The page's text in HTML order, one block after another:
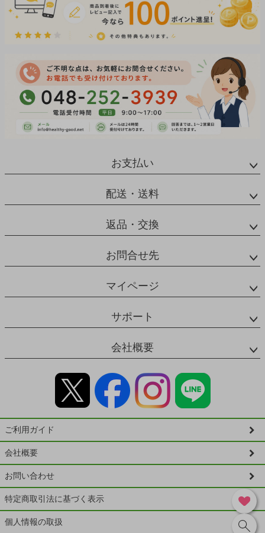
お支払い
配送・送料
返品・交換
お問合せ先
マイページ
サポート
会社概要
ご利用ガイド
会社概要
お問い合わせ
特定商取引法に基づく表示
個人情報の取扱